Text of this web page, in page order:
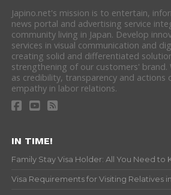
Japino.net's mission is to entertain,
news portal and advertising service
community living in Japan. Develop
services in visual communication and
creating solid and differentiated
strengthening of our customers' brand.
as credibility, transparency and actions
empathy in labor relations.
IN TIME!
Family Stay Visa Holder: All You Need to
Visa Requirements for Visiting